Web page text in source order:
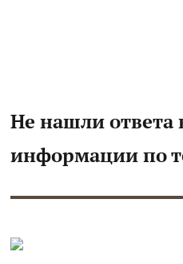
Не нашли ответа
информации по